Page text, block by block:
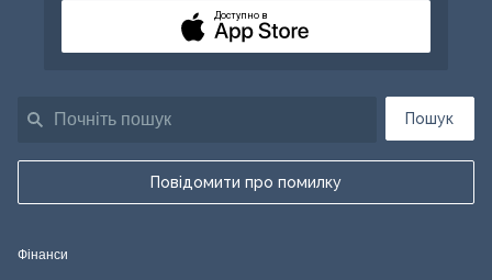
Пошук
Повідомити про помилку
Доступно в
Фінанси